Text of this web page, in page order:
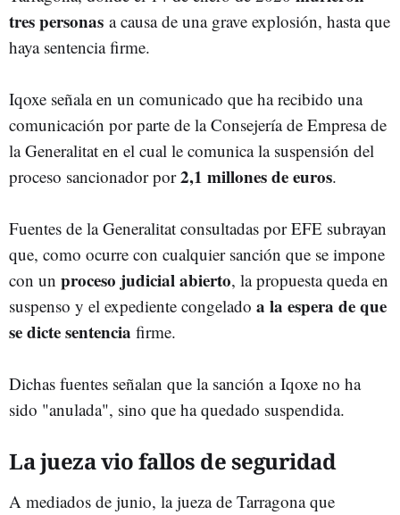
tres personas a causa de una grave explosión, hasta que
haya sentencia firme.
Iqoxe señala en un comunicado que ha recibido una
comunicación por parte de la Consejería de Empresa de
la Generalitat en el cual le comunica la suspensión del
proceso sancionador por2,1 millones de euros.
Fuentes de la Generalitat consultadas por EFE subrayan
que, como ocurre con cualquier sanción que se impone
con un proceso judicial abierto, la propuesta queda en
suspenso y el expediente congelado a la espera de que
se dicte sentencia firme.
Dichas fuentes señalan que la sanción a Iqoxe no ha
sido "anulada", sino que ha quedado suspendida.
La jueza vio fallos de seguridad
A mediados de junio, la jueza de Tarragona que